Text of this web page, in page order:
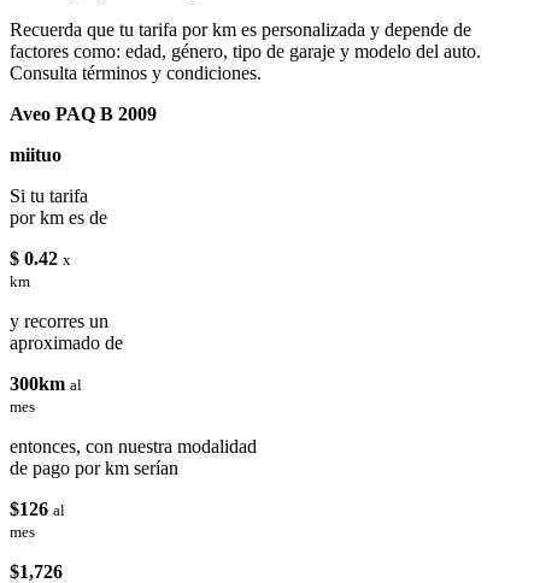
Recuerda que tu tarifa por km es personalizada y depende de
factores como: edad, género, tipo de garaje y modelo del auto.
Consulta términos y condiciones.
Aveo PAQ B 2009
miituo
Si tu tarifa
por km es de
$ 0.42 x
km
y recorres un
aproximado de
300km al
mes
entonces, con nuestra modalidad
de pago por km serían
$126 al
mes
$1,726